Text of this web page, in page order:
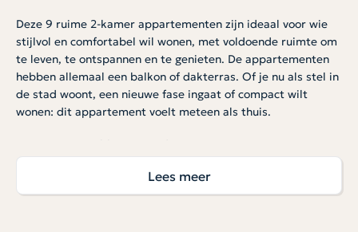
Deze 9 ruime 2-kamer appartementen zijn ideaal voor wie
stijlvol en comfortabel wil wonen, met voldoende ruimte om
te leven, te ontspannen en te genieten. De appartementen
hebben allemaal een balkon of dakterras. Of je nu als stel in
de stad woont, een nieuwe fase ingaat of compact wilt
wonen: dit appartement voelt meteen als thuis.
De open woonkamer biedt ruimte voor een gezellige zithoek
en eettafel. Hier kook je met gemak voor vrienden of nestel
je je met een boek op de bank. De slaapkamer is een fijne
Lees meer